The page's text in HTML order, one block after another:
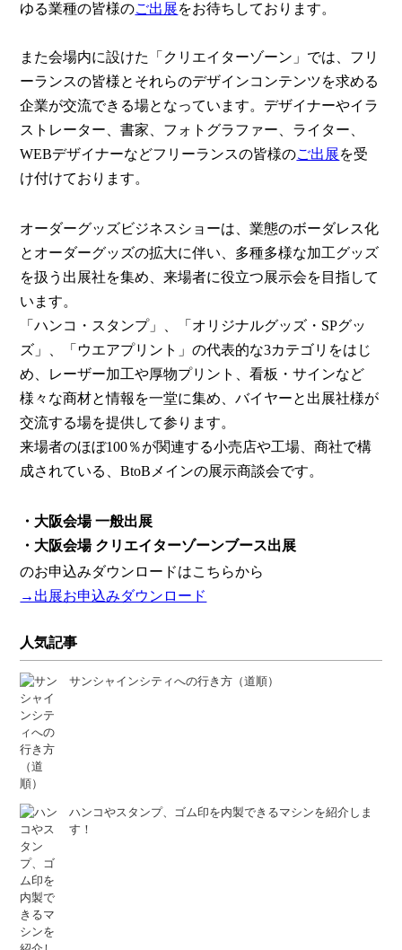
ゆる業種の皆様のご出展をお待ちしております。
また会場内に設けた「クリエイターゾーン」では、フリ
ーランスの皆様とそれらのデザインコンテンツを求める
企業が交流できる場となっています。デザイナーやイラ
ストレーター、書家、フォトグラファー、ライター、
WEBデザイナーなどフリーランスの皆様のご出展を受
け付けております。
オーダーグッズビジネスショーは、業態のボーダレス化
とオーダーグッズの拡大に伴い、多種多様な加工グッズ
を扱う出展社を集め、来場者に役立つ展示会を目指して
います。
「ハンコ・スタンプ」、「オリジナルグッズ・SPグッ
ズ」、「ウエアプリント」の代表的な3カテゴリをはじ
め、レーザー加工や厚物プリント、看板・サインなど
様々な商材と情報を一堂に集め、バイヤーと出展社様が
交流する場を提供して参ります。
来場者のほぼ100％が関連する小売店や工場、商社で構
成されている、BtoBメインの展示商談会です。
・大阪会場 一般出展
・大阪会場 クリエイターゾーンブース出展
のお申込みダウンロードはこちらから
→出展お申込みダウンロード
人気記事
サンシャインシティへの行き方（道順）
ハンコやスタンプ、ゴム印を内製できるマシンを紹介しま
す！